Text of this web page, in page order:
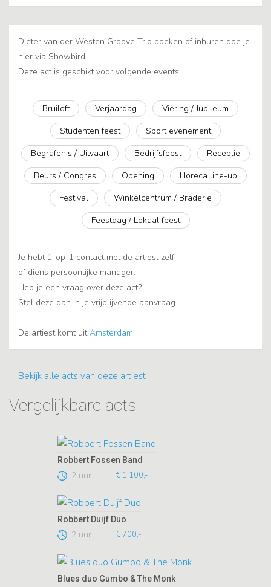
Dieter van der Westen Groove Trio boeken of inhuren doe je
hier via Showbird.
Deze act is geschikt voor volgende events:
Bruiloft Verjaardag
Viering / Jubileum
Studenten feest
Sport evenement
Begrafenis / Uitvaart
Bedrijfsfeest
Receptie
Beurs / Congres
Opening
Horeca line-up
Festival
Winkelcentrum / Braderie
Feestdag / Lokaal feest
Je hebt 1-op-1 contact met de artiest zelf
of diens persoonlijke manager.
Heb je een vraag over deze act?
Stel deze dan in je vrijblijvende aanvraag.
De artiest komt uitAmsterdam
Bekijk alle acts van deze artiest
Vergelijkbare acts
Robbert Fossen Band
2 uur € 1.100,-
Robbert Duijf Duo
2 uur € 700,-
Blues duo Gumbo & The Monk